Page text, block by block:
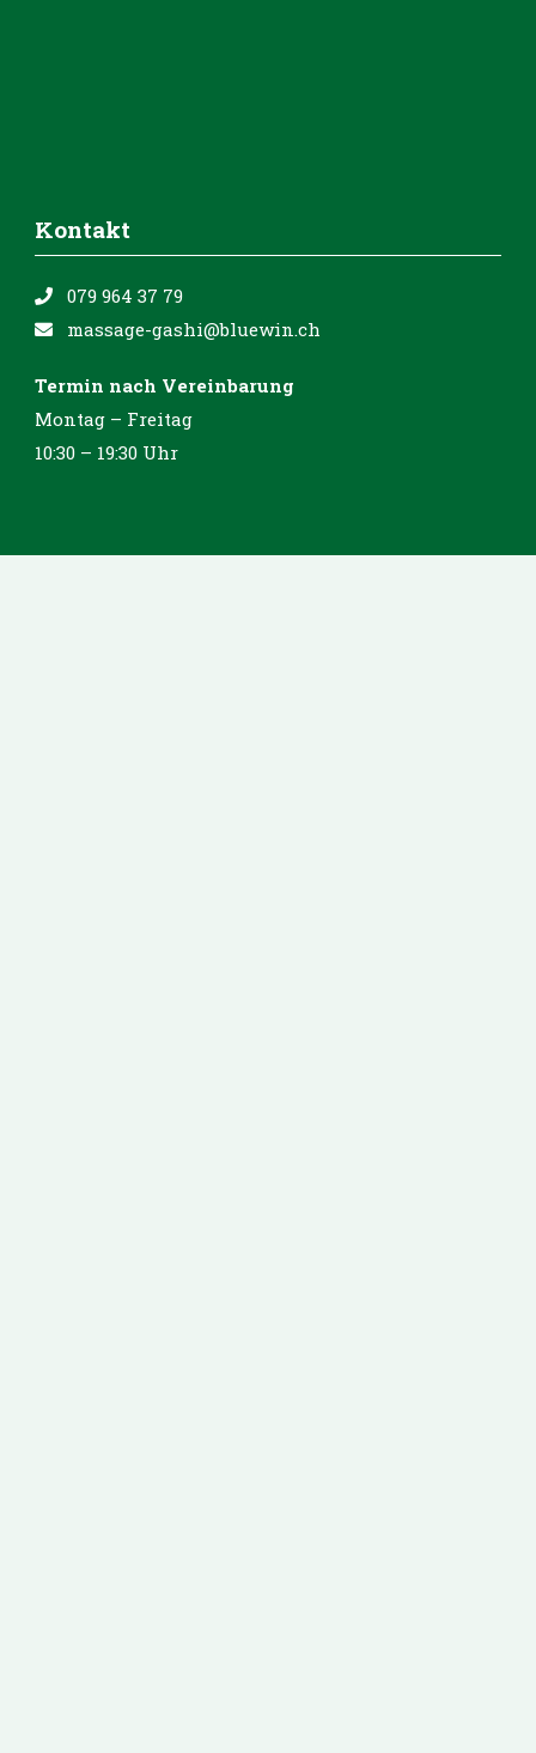
Kontakt
079 964 37 79
massage-gashi@bluewin.ch
Termin nach Vereinbarung
Montag – Freitag
10:30 – 19:30 Uhr